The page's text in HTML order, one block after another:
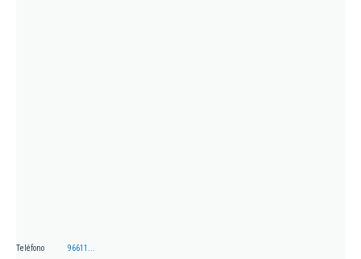
Teléfono 96611...